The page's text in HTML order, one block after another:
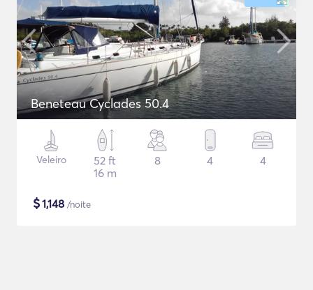
Beneteau Cyclades 50.4
Veleiro
52 ft
16 m
8 4 4
$1,148 /noite